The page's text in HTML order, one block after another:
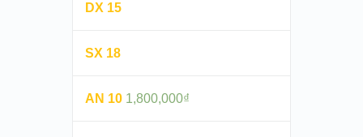
DX 15
SX 18
AN 10 1,800,000₫